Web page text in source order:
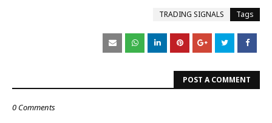
Tags
TRADING SIGNALS
POST A COMMENT
0 Comments